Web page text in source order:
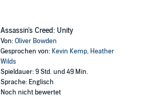
Assassin's Creed: Unity
Von:Oliver Bowden
Gesprochen von: Kevin Kemp, Heather
Wilds
Spieldauer: 9 Std. und 49 Min.
Sprache: Englisch
Noch nicht bewertet